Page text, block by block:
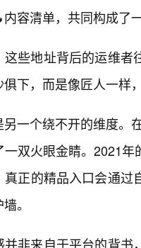
容清单，共同构成了
这些地址背后的运维者
俱下，而是像匠人一样
一个绕不开的维度。
一双火眼金睛。2021
正的精品入口会通
。
并非来自于平台的背书